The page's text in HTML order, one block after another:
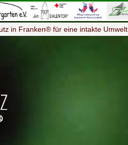
in Franken® für eine intakte Umwelt